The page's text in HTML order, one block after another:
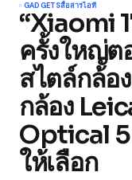
GADGETSสื่อสารไอที
“Xiaomi
ครั้งใหญ่ต
สไตล์กล้อ
กล้อง
Optical 5
ให้เลือก